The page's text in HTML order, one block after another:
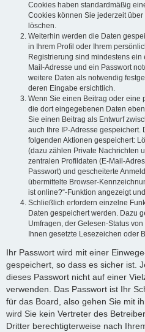
Cookies haben standardmäßig
Cookies können Sie jederzeit
löschen.
Weiterhin werden die Daten
in Ihrem Profil oder Ihrem
Registrierung sind mindestens
Mail-Adresse und ein Passwort
weitere Daten als notwendig
deren Eingabe ersichtlich.
Wenn Sie einen Beitrag oder eine
die dort eingegebenen Daten
Sie einen Beitrag als Entwurf
auch Ihre IP-Adresse gespeichert.
folgenden Aktionen gespeichert:
(dazu zählen Private Nachrichten
zentralen Profildaten (E-Mail-
Passwort) und gescheiterte
übermittelte Browser-
ist online?“-Funktion angezeigt
Schließlich erfordern einzelne
Daten gespeichert werden. Dazu
Umfragen, der Gelesen-Status
Ihnen gesetzte Lesezeichen oder
Ihr Passwort wird mit einer
gespeichert, so dass es sicher ist.
dieses Passwort nicht auf einer
verwenden. Das Passwort ist Ihr
für das Board, also gehen Sie mit
wird Sie kein Vertreter des
Dritter berechtigterweise nach